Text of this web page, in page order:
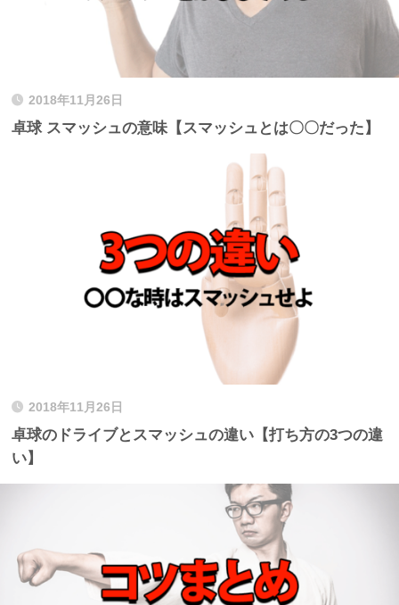
2018年11月26日
卓球 スマッシュの意味【スマッシュとは〇〇だった】
2018年11月26日
卓球のドライブとスマッシュの違い【打ち方の3つの違
い】